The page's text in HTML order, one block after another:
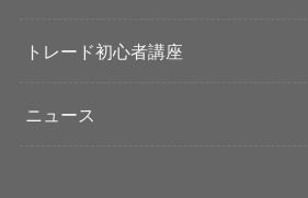
トレード初心者講座
ニュース